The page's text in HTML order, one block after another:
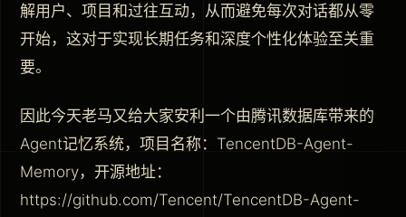
解用户、项目和过往互动，从而避免每次对话都从零
开始，这对于实现长期任务和深度个性化体验至关重
要。
因此今天老马又给大家安利一个由腾讯数据库带来的
Agent记忆系统，项目名称：TencentDB-Agent-
Memory，开源地址：
https://github.com/Tencent/TencentDB-Agent-